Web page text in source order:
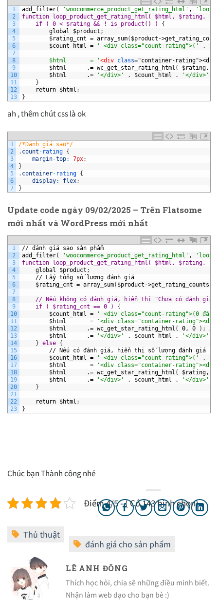
1
2
3
4
5
6
7
8
9
10
11
12
13
add_filter( 'woocommerce_product_get_rating_html' ,
function loop_product_get_rating_html( $html, $rating,
if ( 0 < $rating && ! is_product() ) {
global
$product ;
$rating_cnt = array_sum( $product-
$count_html = ' <div class="count-rating">(' .
$html       = '<div class="container-rating"><div
$html
.= wc_get_star_rating_html ( $rating,
$html
.= '</div>' . $count_html . '</div>'
}
return $html ;
}
ah , thêm chút css là ok
1
2
3
4
5
6
7
/*Đánh giá sao*/
. count - rating {
margin-top: 7px;
}
. container- rating {
display: flex;
}
Update code ngày 09/02/2025 – Trên Flatsome
mới nhất và WordPress mới nhất
1
2
3
4
5
6
7
8
9
10
11
12
13
14
15
16
17
18
19
20
21
22
23
// đánh giá sao sản phẩm
add_filter( 'woocommerce_product_get_rating_html' ,
function loop_product_get_rating_html( $html, $rating,
global
$product ;
// Lấy tổng số lượng đánh giá
$rating_cnt = array_sum( $product->get_rating_counts
// Nếu không có đánh giá, hiển thị "Chưa có đánh giá"
if ( $rating_cnt == 0 ) {
$count_html
=
' <div class="count-rating">(0
$html
=
'<div class="container-
$html
.= wc_get_star_rating_html ( 0, 0 ) ;
//
$html
.= '</div>' . $count_html . '</div>'
} else {
// Nếu có đánh giá, hiển thị số lượng đánh giá
$count_html
= ' <div class="count-rating">(' .
$html
=
'<div class="container-
$html
.= wc_get_star_rating_html ( $rating,
$html
.= '</div>' . $count_html . '</div>'
}
return $html ;
}
Chúc bạn Thành công nhé
Điểm 4/5 - ( Có 143 bình chọn)
LÊ ANH ĐÔNG
Thích học hỏi, chia sẽ những điều minh biết.
Nhận làm web dạo cho bạn bè :)